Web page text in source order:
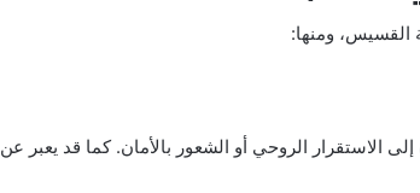
القسيس، ومنها:
الاستقرار الروحي أو الشعور بالأمان. كما قد يعبر عن